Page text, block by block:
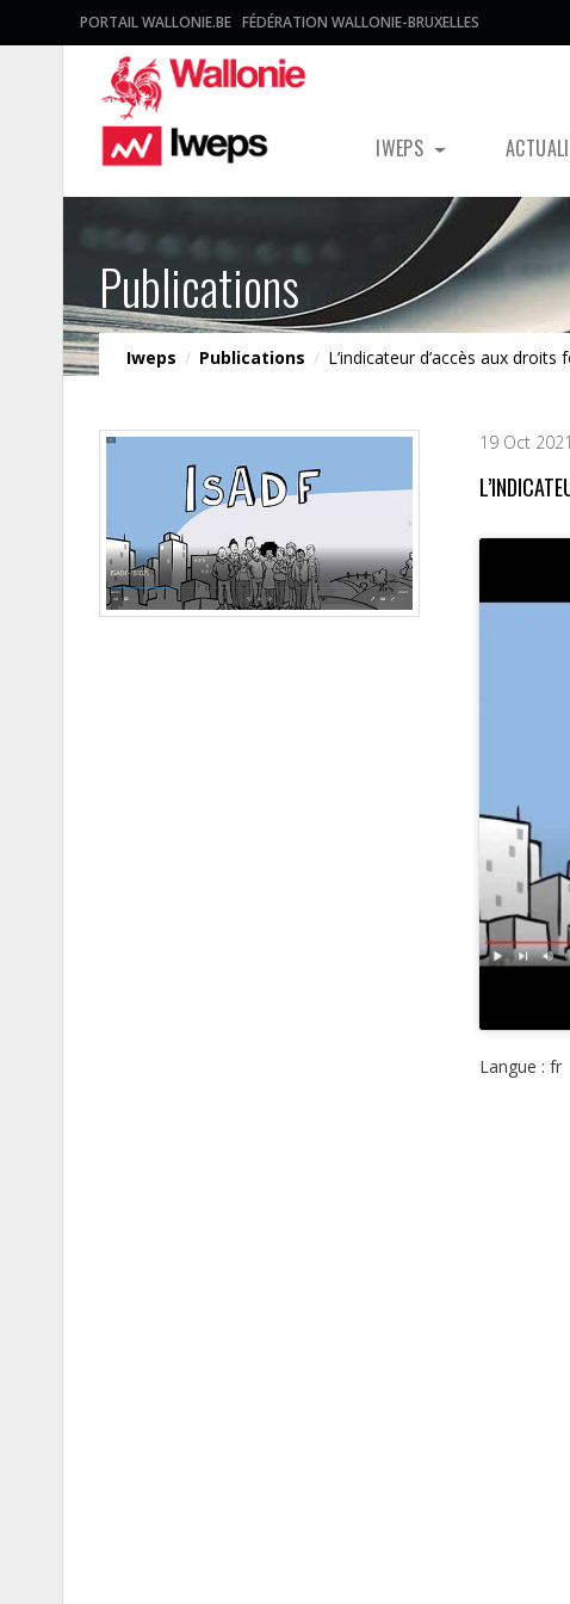
PORTAIL WALLONIE.BE FÉDÉRATION WALLONIE-BRUXELLES
IWEPS
Publications
Iweps / Publications / L’indicateur d’accès aux
19 Oct 2021
Langue : fr